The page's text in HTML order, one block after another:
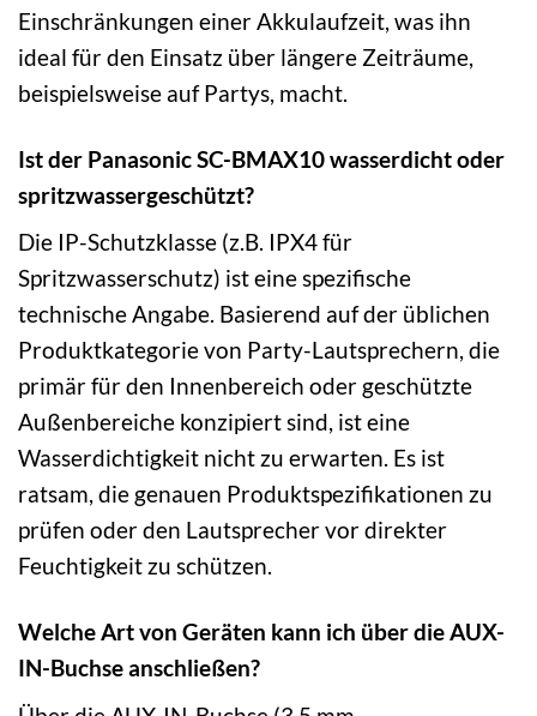
Einschränkungen einer Akkulaufzeit, was ihn
ideal für den Einsatz über längere Zeiträume,
beispielsweise auf Partys, macht.
Ist der Panasonic SC-BMAX10 wasserdicht oder
spritzwassergeschützt?
Die IP-Schutzklasse (z.B. IPX4 für
Spritzwasserschutz) ist eine spezifische
technische Angabe. Basierend auf der üblichen
Produktkategorie von Party-Lautsprechern, die
primär für den Innenbereich oder geschützte
Außenbereiche konzipiert sind, ist eine
Wasserdichtigkeit nicht zu erwarten. Es ist
ratsam, die genauen Produktspezifikationen zu
prüfen oder den Lautsprecher vor direkter
Feuchtigkeit zu schützen.
Welche Art von Geräten kann ich über die AUX-
IN-Buchse anschließen?